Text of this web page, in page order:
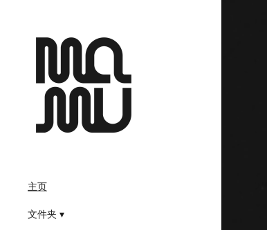
主页
文件夹